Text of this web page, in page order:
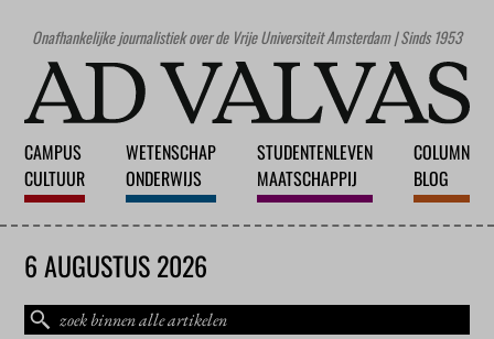
Onafhankelijke journalistiek over de Vrije Universiteit Amsterdam | Sinds 1953
CAMPUS
CULTUUR
WETENSCHAP
ONDERWIJS
STUDENTENLEVEN
MAATSCHAPPIJ
COLUMN
BLOG
6 AUGUSTUS 2026